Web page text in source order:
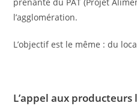
l’agglomération.
L’objectif est le même : du
L’appel aux producteurs